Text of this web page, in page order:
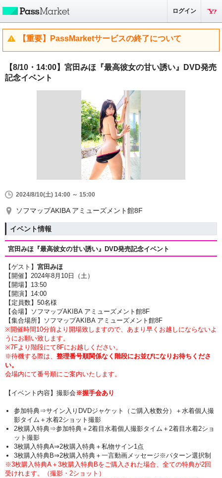
ログイン
【重要】PassMarketサービスの終了について
【8/10・14:00】宮田みほ『最高彼女の甘い誘い』DVD発売
記念イベント
2024/8/10(土) 14:00 ～ 15:00
ソフマップAKIBA アミューズメント館8F
イベント情報
宮田みほ『最高彼女の甘い誘い』DVD発売記念イベント
【ゲスト】 宮田みほ
【開催】2024年8月10日（土）
【開場】13:50
【開演】14:00
【定員数】50名様
【会場】ソフマップAKIBA アミューズメント館8F
【集合場所】ソフマップAKIBA アミューズメント館8F
※開催時間10分前より開場致しますので、あまり早くお越しにならないよ
うにお願い致します。
※7Fより階段にて8Fにお越しください。
※待機する際は、 整理番号順関係なく階段にお並びになりお待ちくださ
い。
会場内にて番号順にご案内いたします。
【イベント内容】撮影会 ※握手会あり
参加特典⇒サイン入りDVDジャケット（ご購入枚数分）＋ 水着個人撮
影タイム ＋水着2ショット撮影
2枚購入特典⇒参加特典 ＋2着目水着個人撮影タイム＋2着目水着2ショ
ット撮影
3枚購入特典A⇒2枚購入特典＋私物サイン1点
3枚購入特典B⇒2枚購入特典 ＋一言動画メッセージ※パターン選択制
※3枚購入特典A＋3枚購入特典Bをご購入された場合、全ての特典が2回
受けれます。（撮影・2ショット）